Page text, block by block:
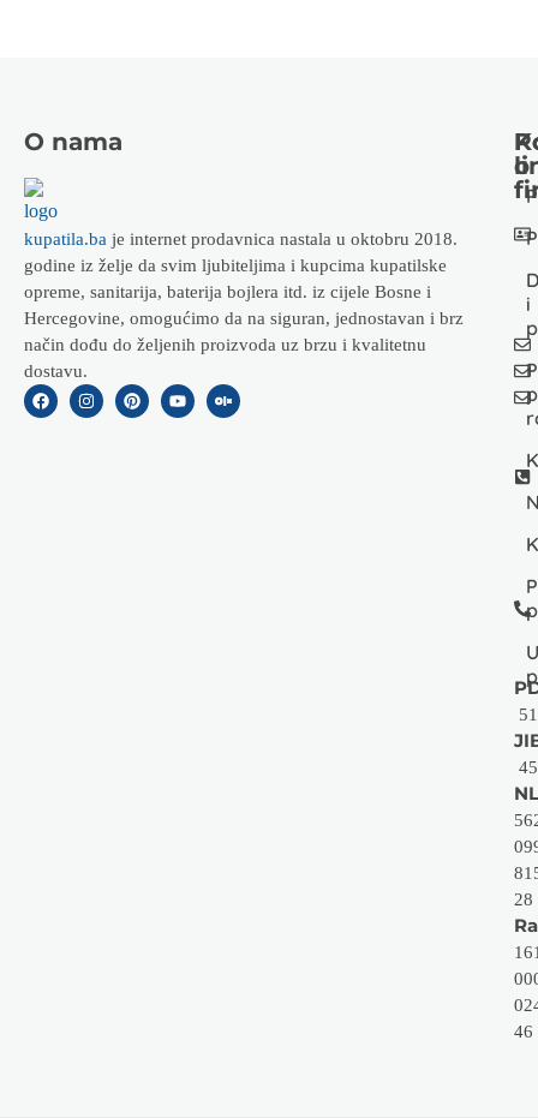
O nama
kupatila.ba je internet prodavnica nastala u oktobru 2018.
godine iz želje da svim ljubiteljima i kupcima kupatilske
opreme, sanitarija, baterija bojlera itd. iz cijele Bosne i
Hercegovine, omogućimo da na siguran, jednostavan i brz
način dođu do željenih proizvoda uz brzu i kvalitetnu
dostavu.
i
o
28
46